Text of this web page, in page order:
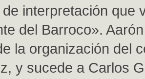
interpretación que
del Barroco».
la organización del
y sucede a Carlos